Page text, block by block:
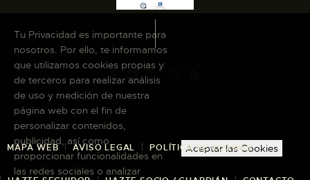
MAPA WEB AVISO LEGAL POLÍTICA DE COOKIES
Tu Privacidad es importante para
nosotros. Por ello, te informamos
que utilizamos cookies propias y
de terceros para realizar análisis
de uso y medición de nuestra
página web con el fin de
personalizar contenidos,
publicidad, así como
proporcionar funcionalidades en
las redes sociales o analizar
Aceptar las Cookies